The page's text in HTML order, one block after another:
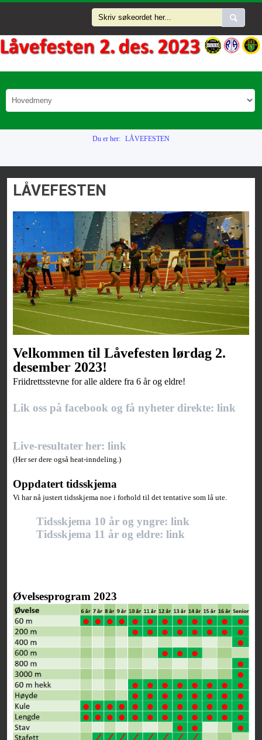
Du er her: LÅVEFESTEN
LÅVEFESTEN
Velkommen til Låvefesten lørdag 2.
desember 2023!
Friidrettsstevne for alle aldere fra 6 år og eldre!
Lik oss på facebook og få nyheter direkte: link
Live-resultater her: link
(Her ser dere også heat-inndeling.)
Oppdatert tidsskjema
Vi har nå justert tidsskjema noe i forhold til det tentative som lå ute.
Tidsskjema 10 år og yngre: link
Tidsskjema 11 år og eldre: link
Øvelsesprogram 2023